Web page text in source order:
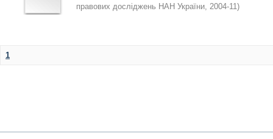
правових досліджень НАН України, 2004-11)
1